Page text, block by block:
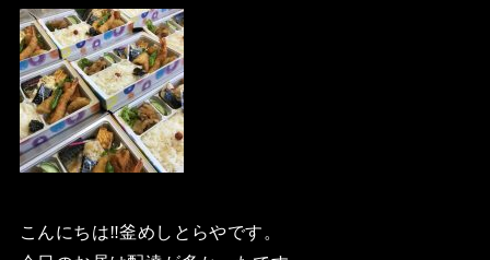
こんにちは‼️釜めしとらやです。